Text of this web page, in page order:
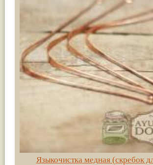
Языкочистка медная (скребок